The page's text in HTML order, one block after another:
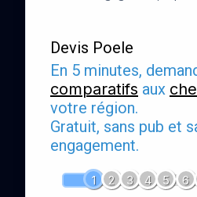
Devis Poele
En 5 minutes,
comparatifs aux
votre région.
Gratuit, sans pub et
engagement.
1 2 3 4 5 6